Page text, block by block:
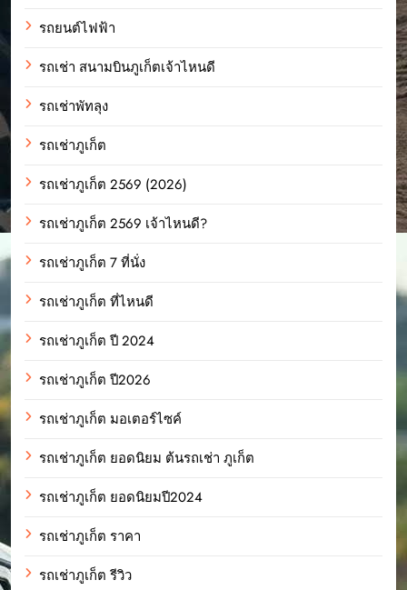
รถยนต์ไฟฟ้า
รถเช่า สนามบินภูเก็ตเจ้าไหนดี
รถเช่าพัทลุง
รถเช่าภูเก็ต
รถเช่าภูเก็ต 2569 (2026)
รถเช่าภูเก็ต 2569 เจ้าไหนดี?
รถเช่าภูเก็ต 7 ที่นั่ง
รถเช่าภูเก็ต ที่ไหนดี
รถเช่าภูเก็ต ปี 2024
รถเช่าภูเก็ต ปี2026
รถเช่าภูเก็ต มอเตอร์ไซค์
รถเช่าภูเก็ต ยอดนิยม ต้นรถเช่า ภูเก็ต
รถเช่าภูเก็ต ยอดนิยมปี2024
รถเช่าภูเก็ต ราคา
รถเช่าภูเก็ต รีวิว